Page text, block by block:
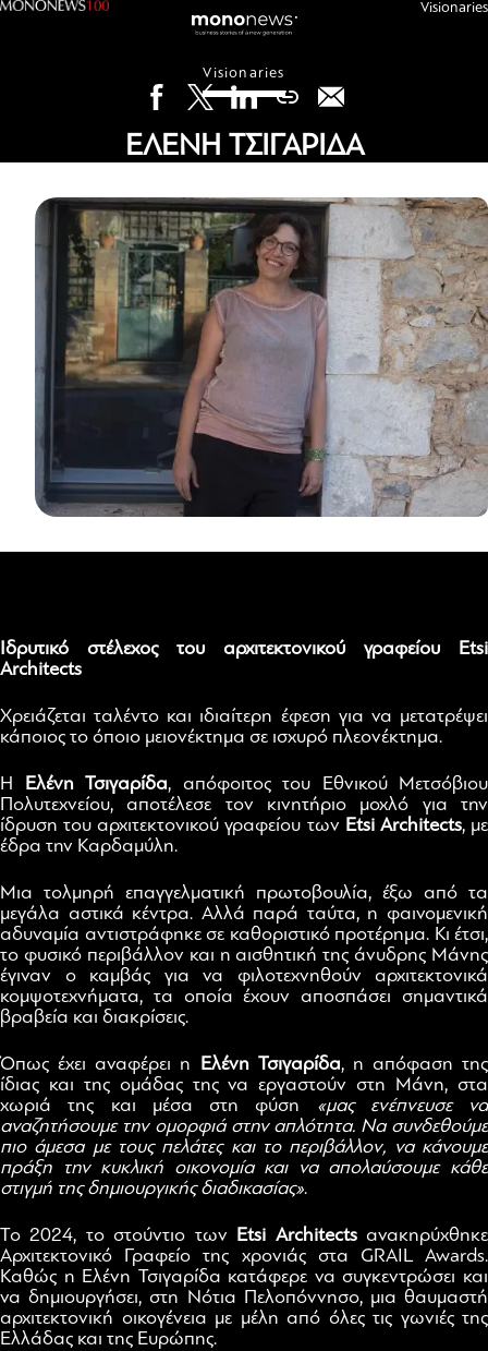
Visionaries
ΕΛΕΝΗ ΤΣΙΓΑΡΙΔΑ
Visionaries
Ιδρυτικό στέλεχος του αρχιτεκτονικού γραφείου Etsi
Architects
Χρειάζεται ταλέντο και ιδιαίτερη έφεση για να μετατρέψει
κάποιος το όποιο μειονέκτημα σε ισχυρό πλεονέκτημα.
Η Ελένη Τσιγαρίδα, απόφοιτος του Εθνικού Μετσόβιου
Πολυτεχνείου, αποτέλεσε τον κινητήριο μοχλό για την
ίδρυση του αρχιτεκτονικού γραφείου των Etsi Architects,με
έδρα την Καρδαμύλη.
Μια τολμηρή επαγγελματική πρωτοβουλία, έξω από τα
μεγάλα αστικά κέντρα. Αλλά παρά ταύτα, η φαινομενική
αδυναμία αντιστράφηκε σε καθοριστικό προτέρημα. Κι έτσι,
το φυσικό περιβάλλον και η αισθητική της άνυδρης Μάνης
έγιναν ο καμβάς για να φιλοτεχνηθούν αρχιτεκτονικά
κομψοτεχνήματα, τα οποία έχουν αποσπάσει σημαντικά
βραβεία και διακρίσεις.
Όπως έχει αναφέρει η Ελένη Τσιγαρίδα, η απόφαση της
ίδιας και της ομάδας της να εργαστούν στη Μάνη, στα
χωριά της και μέσα στη φύση «μας ενέπνευσε να
αναζητήσουμε την ομορφιά στην απλότητα. Να συνδεθούμε
πιο άμεσα με τους πελάτες και το περιβάλλον, να κάνουμε
πράξη την κυκλική οικονομία και να απολαύσουμε κάθε
στιγμή της δημιουργικής διαδικασίας».
Το 2024, το στούντιο των Etsi Architectsανακηρύχθηκε
Αρχιτεκτονικό Γραφείο της χρονιάς στα GRAIL Awards.
Καθώς η Ελένη Τσιγαρίδα κατάφερε να συγκεντρώσει και
να δημιουργήσει, στη Νότια Πελοπόννησο, μια θαυμαστή
αρχιτεκτονική οικογένεια με μέλη από όλες τις γωνιές της
Ελλάδας και της Ευρώπης.